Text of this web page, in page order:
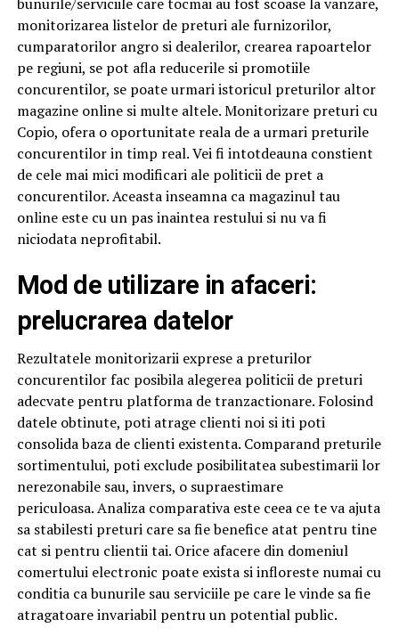
monitorizarea listelor de preturi ale furnizorilor,
cumparatorilor angro si dealerilor, crearea rapoartelor
pe regiuni, se pot afla reducerile si promotiile
concurentilor, se poate urmari istoricul preturilor altor
magazine online si multe altele. Monitorizare preturi cu
Copio, ofera o oportunitate reala de a urmari preturile
concurentilor in timp real. Vei fi intotdeauna constient
de cele mai mici modificari ale politicii de pret a
concurentilor. Aceasta inseamna ca magazinul tau
online este cu un pas inaintea restului si nu va fi
niciodata neprofitabil.
Mod de utilizare in afaceri:
prelucrarea datelor
Rezultatele monitorizarii exprese a preturilor
concurentilor fac posibila alegerea politicii de preturi
adecvate pentru platforma de tranzactionare. Folosind
datele obtinute, poti atrage clienti noi si iti poti
consolida baza de clienti existenta. Comparand preturile
sortimentului, poti exclude posibilitatea subestimarii lor
nerezonabile sau, invers, o supraestimare
periculoasa. Analiza comparativa este ceea ce te va ajuta
sa stabilesti preturi care sa fie benefice atat pentru tine
cat si pentru clientii tai. Orice afacere din domeniul
comertului electronic poate exista si infloreste numai cu
conditia ca bunurile sau serviciile pe care le vinde sa fie
atragatoare invariabil pentru un potential public.